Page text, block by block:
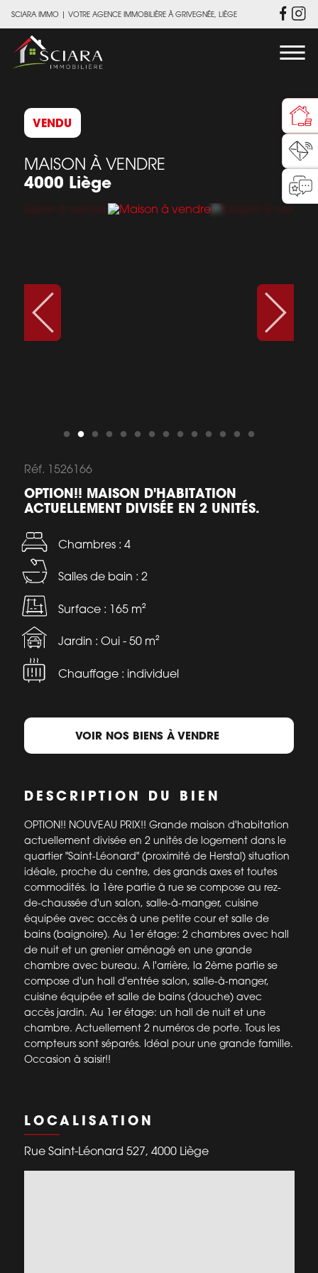
SCIARA IMMO | VOTRE AGENCE IMMOBILIÈRE À GRIVEGNÉE, LIÈGE
VENDU
MAISON À VENDRE
4000 Liège
Réf. 1526166
OPTION!! MAISON D'HABITATION
ACTUELLEMENT DIVISÉE EN 2 UNITÉS.
Chambres : 4
Salles de bain : 2
Surface : 165 m²
Jardin : Oui - 50 m²
Chauffage : individuel
VOIR NOS BIENS À VENDRE
DESCRIPTION DU BIEN
OPTION!! NOUVEAU PRIX!! Grande maison d'habitation
actuellement divisée en 2 unités de logement dans le
quartier "Saint-Léonard" (proximité de Herstal) situation
idéale, proche du centre, des grands axes et toutes
commodités. la 1ère partie à rue se compose au rez-
de-chaussée d'un salon, salle-à-manger, cuisine
équipée avec accès à une petite cour et salle de
bains (baignoire). Au 1er étage: 2 chambres avec hall
de nuit et un grenier aménagé en une grande
chambre avec bureau. A l'arrière, la 2ème partie se
compose d'un hall d'entrée salon, salle-à-manger,
cuisine équipée et salle de bains (douche) avec
accès jardin. Au 1er étage: un hall de nuit et une
chambre. Actuellement 2 numéros de porte. Tous les
compteurs sont séparés. Idéal pour une grande famille.
Occasion à saisir!!
LOCALISATION
Rue Saint-Léonard 527, 4000 Liège